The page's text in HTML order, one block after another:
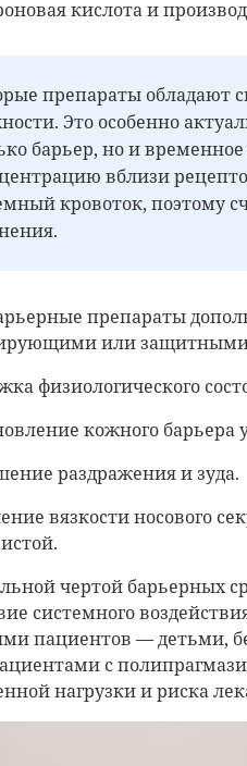
кислота и
препараты обладают
Это особенно
барьер, но и
вблизи
кровоток, поэтому
препараты
или
физиологического
кожного
раздражения и зуда.
вязкости носового
чертой барьерных
системного
пациентов —
с
нагрузки и риска